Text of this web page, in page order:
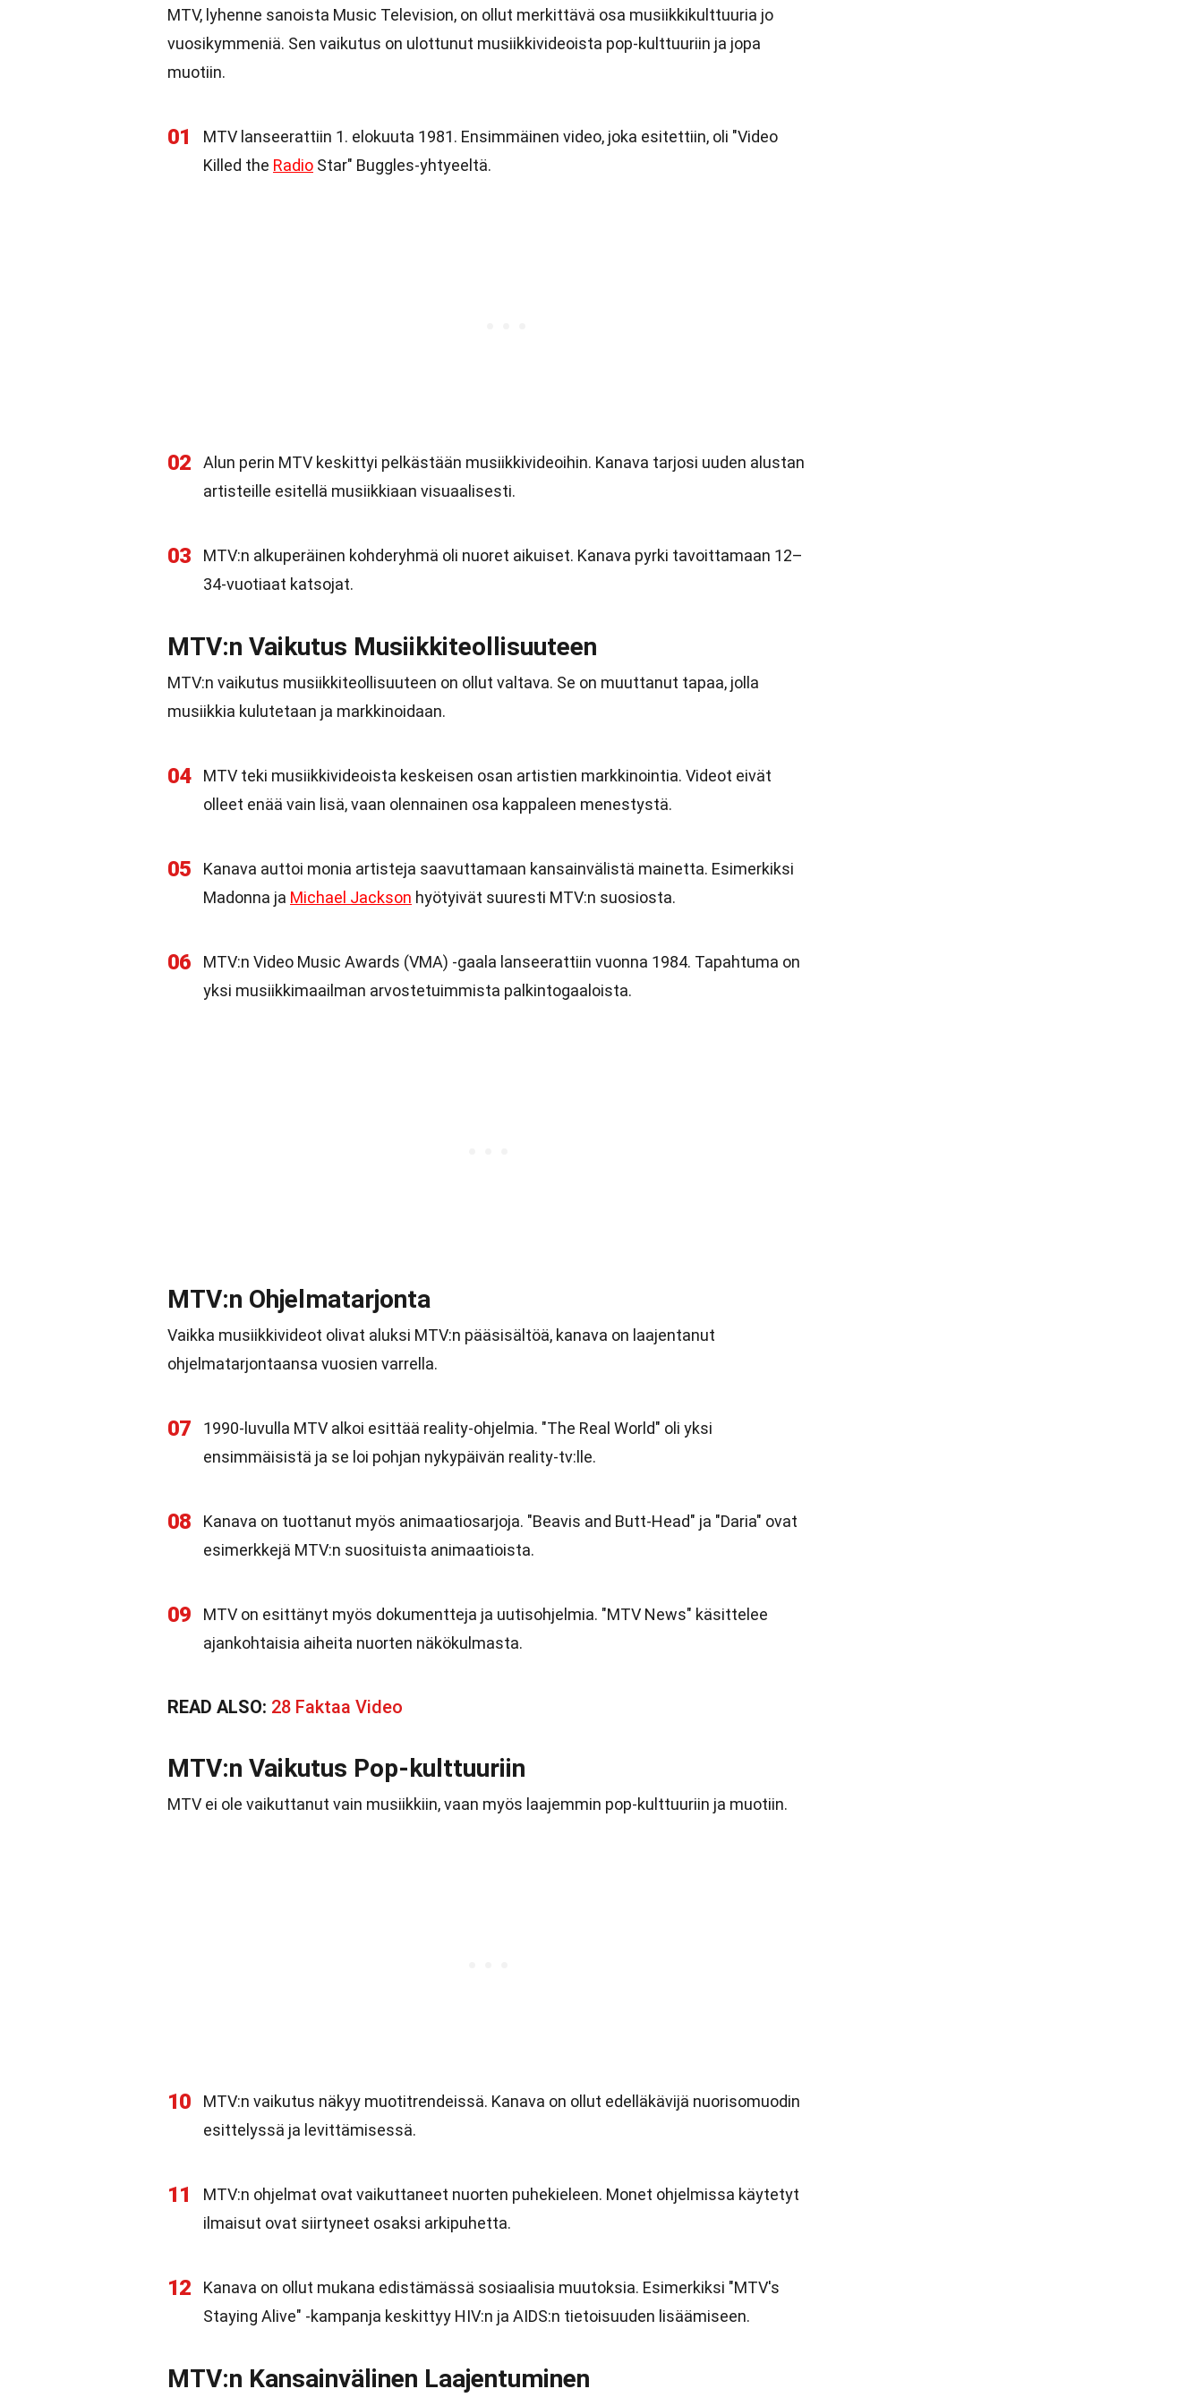
MTV, lyhenne sanoista Music Television, on ollut merkittävä osa musiikkikulttuuria jo
vuosikymmeniä. Sen vaikutus on ulottunut musiikkivideoista pop-kulttuuriin ja jopa
muotiin.
01
MTV lanseerattiin 1. elokuuta 1981. Ensimmäinen video, joka esitettiin, oli "Video
Killed the Radio Star" Buggles-yhtyeeltä.
02
Alun perin MTV keskittyi pelkästään musiikkivideoihin. Kanava tarjosi uuden alustan
artisteille esitellä musiikkiaan visuaalisesti.
03
MTV:n alkuperäinen kohderyhmä oli nuoret aikuiset. Kanava pyrki tavoittamaan 12–
34-vuotiaat katsojat.
MTV:n Vaikutus Musiikkiteollisuuteen
MTV:n vaikutus musiikkiteollisuuteen on ollut valtava. Se on muuttanut tapaa, jolla
musiikkia kulutetaan ja markkinoidaan.
04
MTV teki musiikkivideoista keskeisen osan artistien markkinointia. Videot eivät
olleet enää vain lisä, vaan olennainen osa kappaleen menestystä.
05
Kanava auttoi monia artisteja saavuttamaan kansainvälistä mainetta. Esimerkiksi
Madonna ja Michael Jackson hyötyivät suuresti MTV:n suosiosta.
06
MTV:n Video Music Awards (VMA) -gaala lanseerattiin vuonna 1984. Tapahtuma on
yksi musiikkimaailman arvostetuimmista palkintogaaloista.
MTV:n Ohjelmatarjonta
Vaikka musiikkivideot olivat aluksi MTV:n pääsisältöä, kanava on laajentanut
ohjelmatarjontaansa vuosien varrella.
07
1990-luvulla MTV alkoi esittää reality-ohjelmia. "The Real World" oli yksi
ensimmäisistä ja se loi pohjan nykypäivän reality-tv:lle.
08
Kanava on tuottanut myös animaatiosarjoja. "Beavis and Butt-Head" ja "Daria" ovat
esimerkkejä MTV:n suosituista animaatioista.
09
MTV on esittänyt myös dokumentteja ja uutisohjelmia. "MTV News" käsittelee
ajankohtaisia aiheita nuorten näkökulmasta.
READ ALSO: 28 Faktaa Video
MTV:n Vaikutus Pop-kulttuuriin
MTV ei ole vaikuttanut vain musiikkiin, vaan myös laajemmin pop-kulttuuriin ja muotiin.
10
MTV:n vaikutus näkyy muotitrendeissä. Kanava on ollut edelläkävijä nuorisomuodin
esittelyssä ja levittämisessä.
11
MTV:n ohjelmat ovat vaikuttaneet nuorten puhekieleen. Monet ohjelmissa käytetyt
ilmaisut ovat siirtyneet osaksi arkipuhetta.
12
Kanava on ollut mukana edistämässä sosiaalisia muutoksia. Esimerkiksi "MTV's
Staying Alive" -kampanja keskittyy HIV:n ja AIDS:n tietoisuuden lisäämiseen.
MTV:n Kansainvälinen Laajentuminen